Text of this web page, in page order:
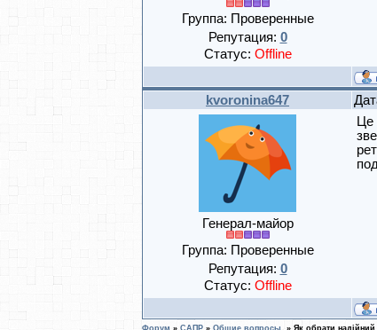
Группа: Проверенные
Репутация: 0
Статус: Offline
kvoronina647
Генерал-майор
Группа: Проверенные
Репутация: 0
Статус: Offline
Це
Форум » САПР » Общие вопросы. » Як обрати